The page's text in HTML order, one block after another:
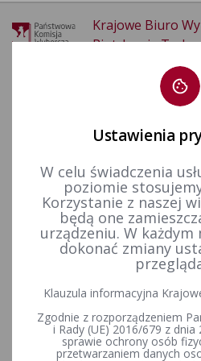
Krajowe Biuro
Piotrkowie
Wybory samorządowe i referenda lokalne Wybory samorządowe w 2014&nbsp;r.
Postanowienia, komunikaty, wyjaśnienia
Postanowienia,
wyjaśnienia
ZAŁĄCZNIKI
Ustawienia
W celu świadczenia
poziomie
Korzystanie z naszej
będą one
urządzeniu. W
dokonać zmiany
Klauzula informacyjna
Zgodnie z rozporządzeniem
i Rady (UE) 2016/679 z
sprawie ochrony osób
przetwarzaniem danych